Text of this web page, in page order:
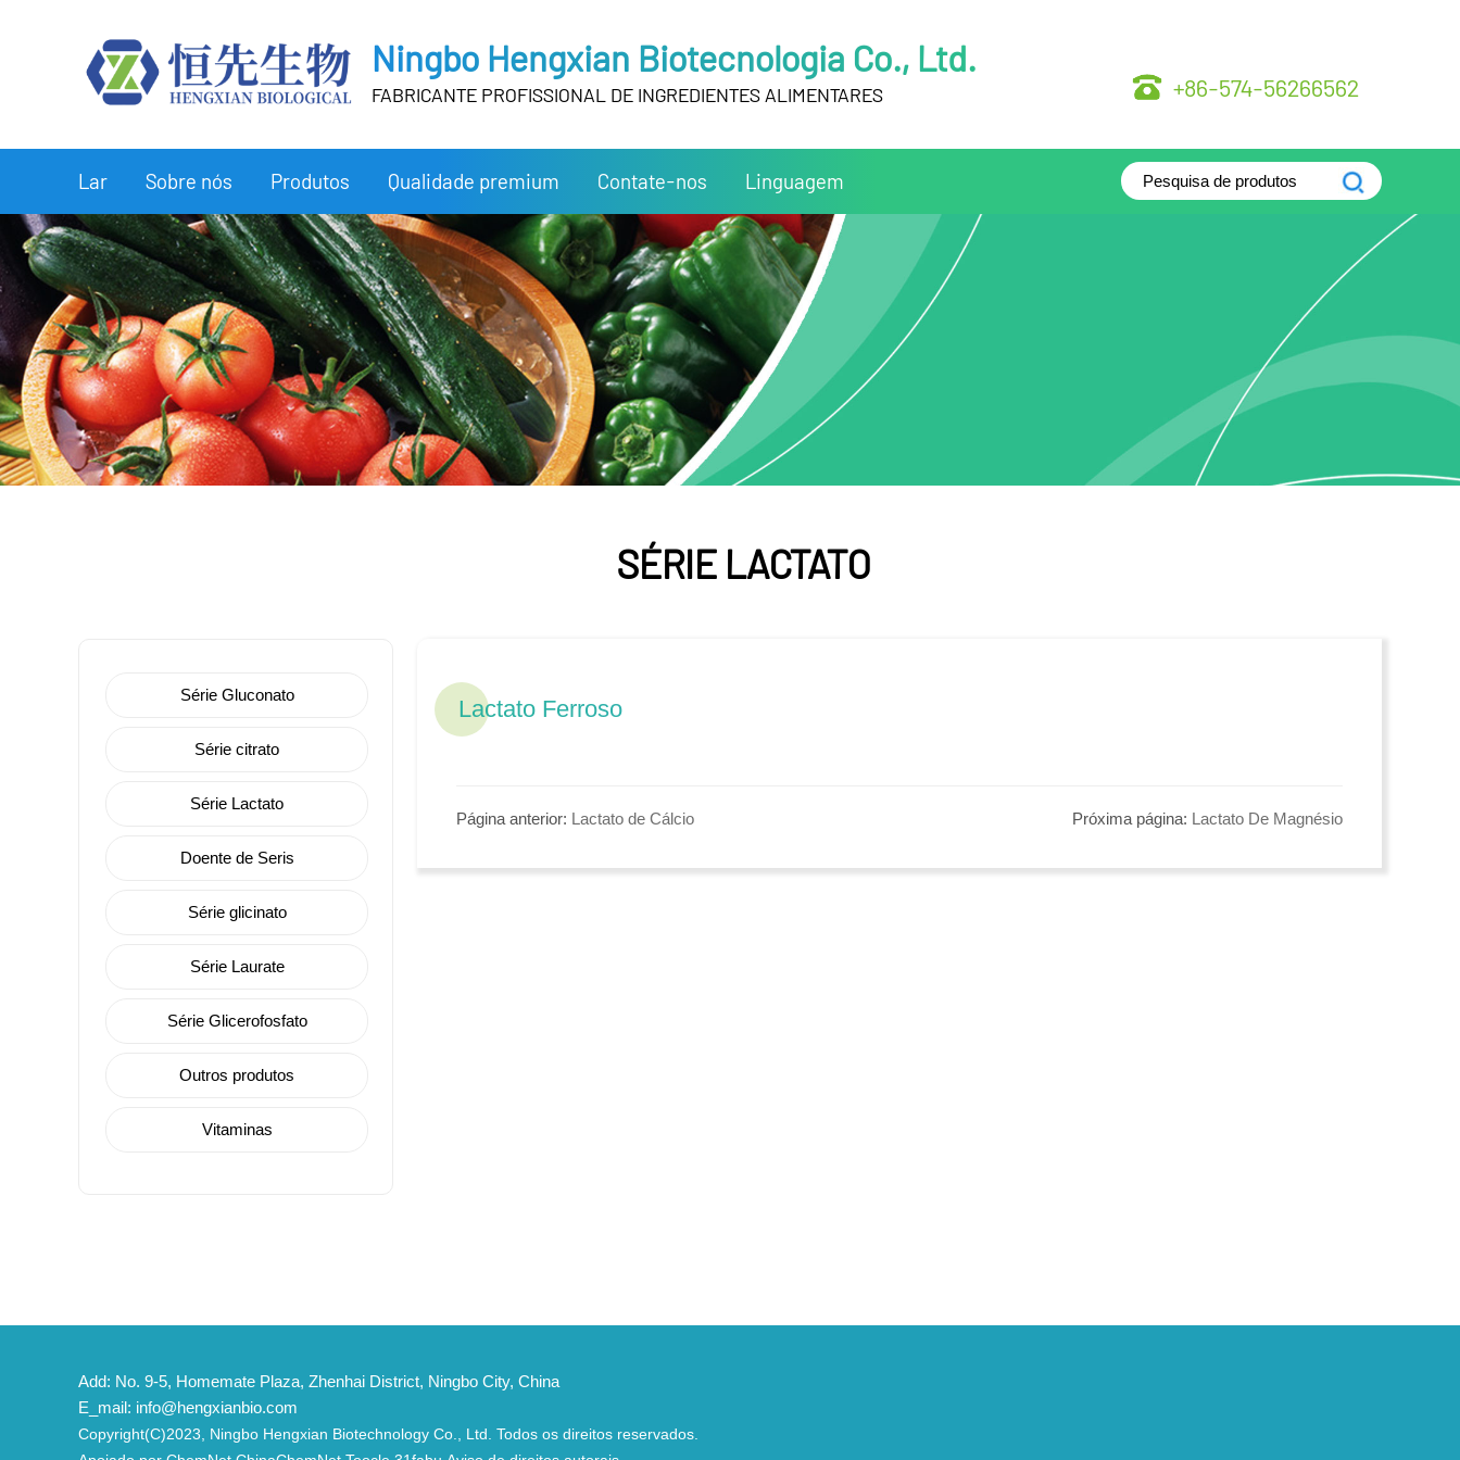
Ningbo Hengxian Biotecnologia Co., Ltd.
FABRICANTE PROFISSIONAL DE INGREDIENTES ALIMENTARES +86-574-56266562
Lar Sobre nós Produtos Qualidade premium Contate-nos Linguagem
SÉRIE LACTATO
Série Gluconato
Série citrato
Série Lactato
Doente de Seris
Série glicinato
Série Laurate
Série Glicerofosfato
Outros produtos
Vitaminas
Lactato Ferroso
Página anterior: Lactato de Cálcio Próxima página: Lactato De Magnésio
Add: No. 9-5, Homemate Plaza, Zhenhai District, Ningbo City, China
E_mail: info@hengxianbio.com
Copyright(C)2023, Ningbo Hengxian Biotechnology Co., Ltd. Todos os direitos reservados.